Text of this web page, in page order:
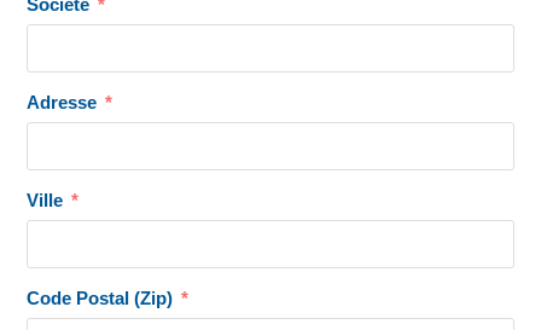
Société
Adresse
Ville
Code Postal (Zip)